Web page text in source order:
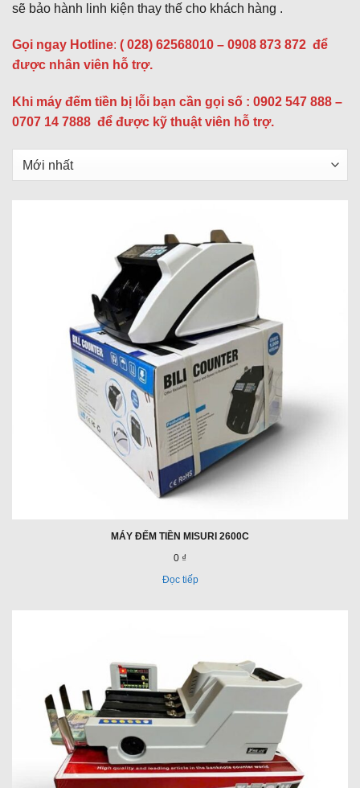
sẽ bảo hành linh kiện thay thế cho khách hàng .
Gọi ngay Hotline: ( 028) 62568010 – 0908 873 872 để
được nhân viên hỗ trợ.
Khi máy đếm tiền bị lỗi bạn cần gọi số : 0902 547 888 –
0707 14 7888 để được kỹ thuật viên hỗ trợ.
MÁY ĐẾM TIỀN MISURI 2600C
0 ₫
Đọc tiếp